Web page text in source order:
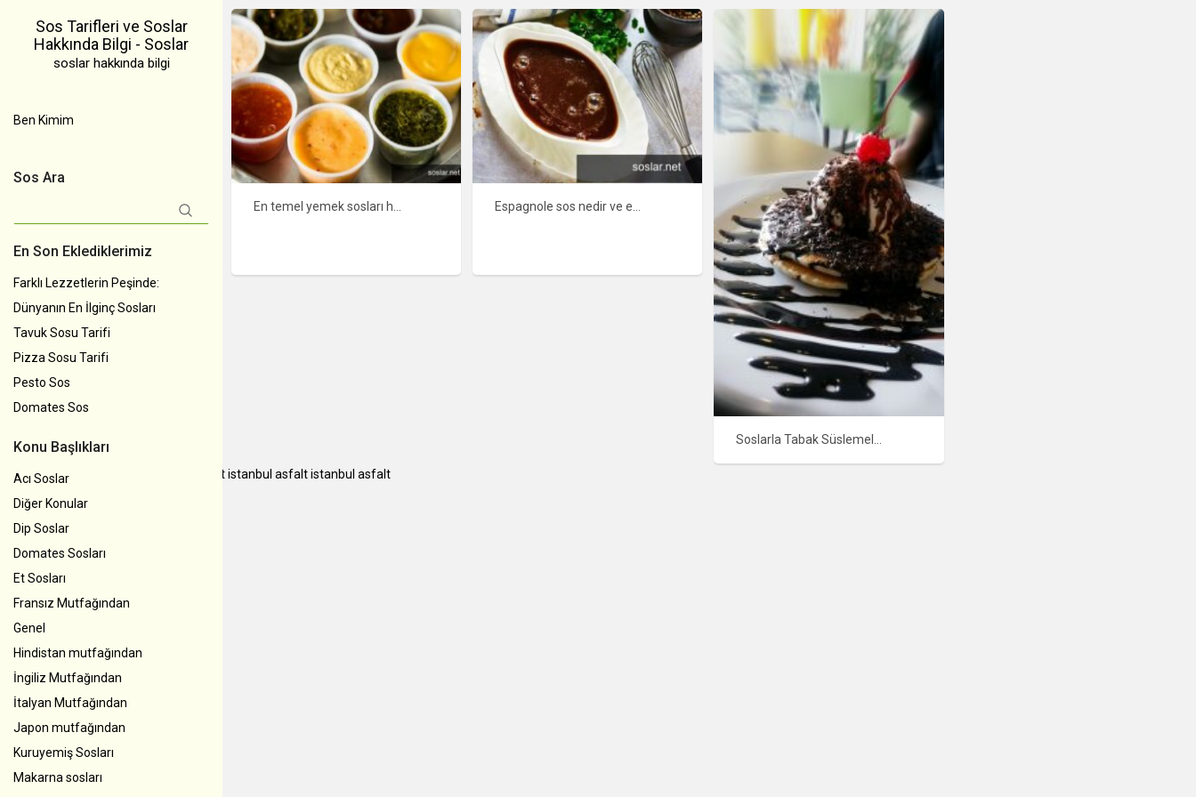
Sos Tarifleri ve Soslar
Hakkında Bilgi - Soslar
soslar hakkında bilgi
Ben Kimim
Sos Ara
En Son Eklediklerimiz
Farklı Lezzetlerin Peşinde:
Dünyanın En İlginç Sosları
Tavuk Sosu Tarifi
Pizza Sosu Tarifi
Pesto Sos
Domates Sos
Konu Başlıkları
Acı Soslar
Diğer Konular
Dip Soslar
Domates Sosları
Et Sosları
Fransız Mutfağından
Genel
Hindistan mutfağından
İngiliz Mutfağından
İtalyan Mutfağından
Japon mutfağından
Kuruyemiş Sosları
Makarna sosları
En temel yemek sosları hangileri? Yemek yaparken herkesin bilmesi gereken 5 sos Espagnole sos nedir ve espagnole sos nasıl yapılır? Espagnole sos hangi yemeklere eklenir?
Soslarla Tabak Süslemeleri
instagram takipçi satın al İstanbul Asfaltistanbul asfaltistanbul asfalt